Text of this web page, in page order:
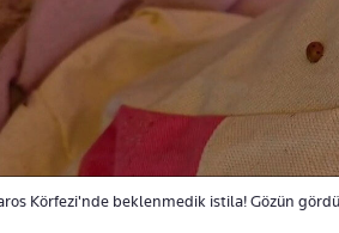
Körfezi'nde beklenmedik istila! Gözün